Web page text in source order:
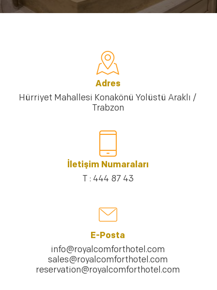
Adres
Hürriyet Mahallesi Konakönü Yolüstü Araklı /
Trabzon
İletişim Numaraları
T : 444 87 43
E-Posta
info@royalcomforthotel.com
sales@royalcomforthotel.com
reservation@royalcomforthotel.com